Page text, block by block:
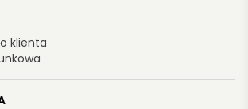
klienta